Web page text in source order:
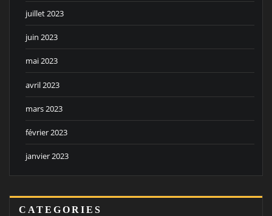
juillet 2023
juin 2023
mai 2023
avril 2023
mars 2023
février 2023
janvier 2023
CATEGORIES